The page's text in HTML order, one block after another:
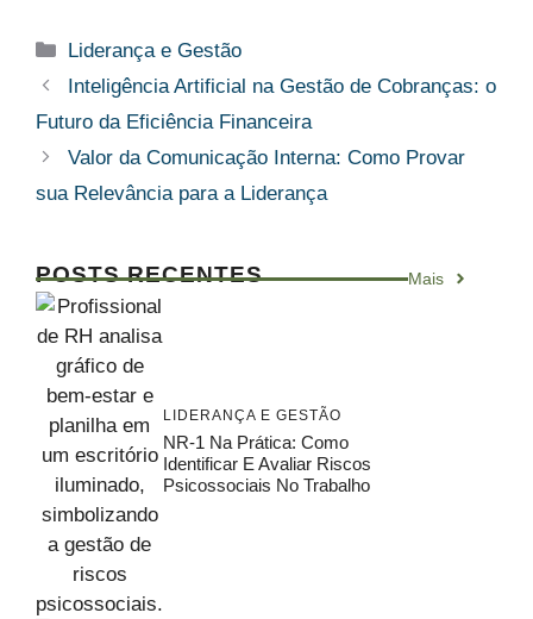
Categorias
Liderança e Gestão
Inteligência Artificial na Gestão de Cobranças: o
Futuro da Eficiência Financeira
Valor da Comunicação Interna: Como Provar
sua Relevância para a Liderança
POSTS RECENTES Mais
LIDERANÇA E GESTÃO
NR-1 Na Prática: Como
Identificar E Avaliar Riscos
Psicossociais No Trabalho